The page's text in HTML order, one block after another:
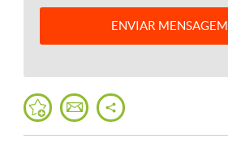
ENVIAR MENSAGEM